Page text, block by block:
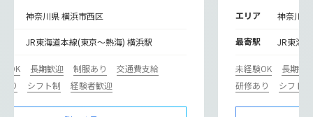
神奈川県 横浜市西区
JR東海道本線(東京～熱海) 横浜駅
OK 長期歓迎 制服あり
交通費支給
り
シフト制 経験者歓迎
エリア 神奈川
最寄駅 JR東海
未経験OK
長期歓
研修あり
シフト制